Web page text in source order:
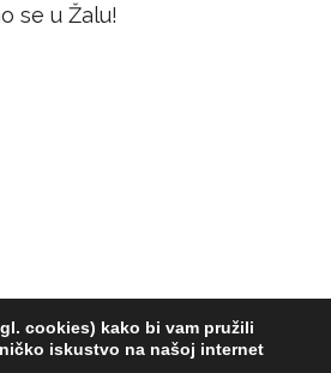
se u Žalu!
cookies) kako bi vam pružili
iskustvo na našoj internet